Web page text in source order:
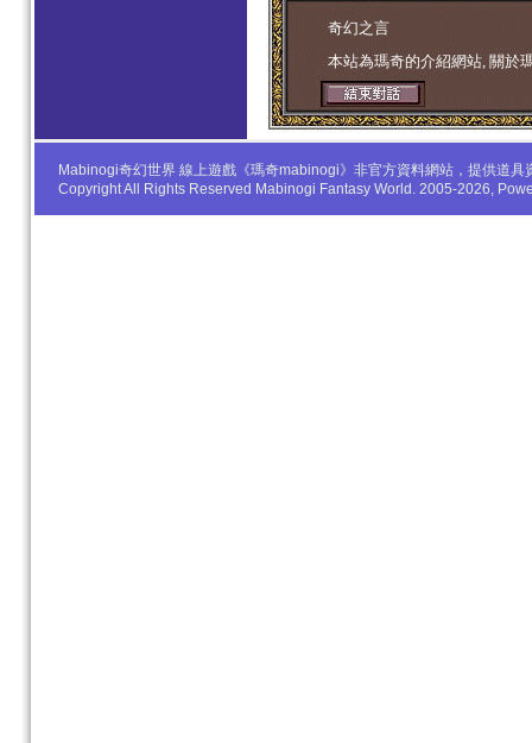
学生妹 奇幻之言
本站為瑪奇的介紹網站, 關於
Mabinogi奇幻世界 線上遊戲《瑪奇mabinogi》非官方資料網站，提供道
Copyright All Rights Reserved Mabinogi Fantasy World. 2005-2026,